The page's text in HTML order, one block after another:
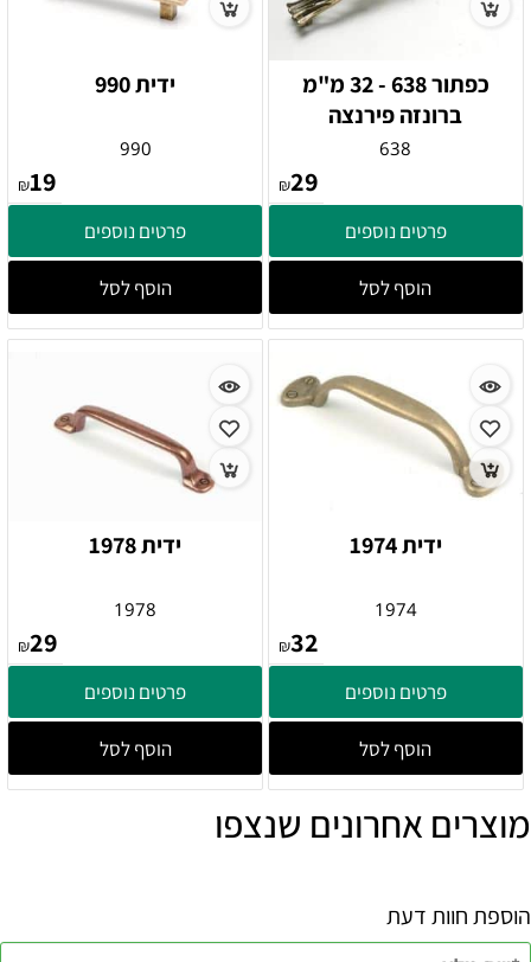
כפתור 638 - 32 מ"מ
ברונזה פירנצה
638
₪29
פרטים נוספים
הוסף לסל
ידית 990
990
₪19
פרטים נוספים
הוסף לסל
ידית 1974
1974
₪32
פרטים נוספים
הוסף לסל
ידית 1978
1978
₪29
פרטים נוספים
הוסף לסל
מוצרים אחרונים שנצפו
הוספת חוות דעת